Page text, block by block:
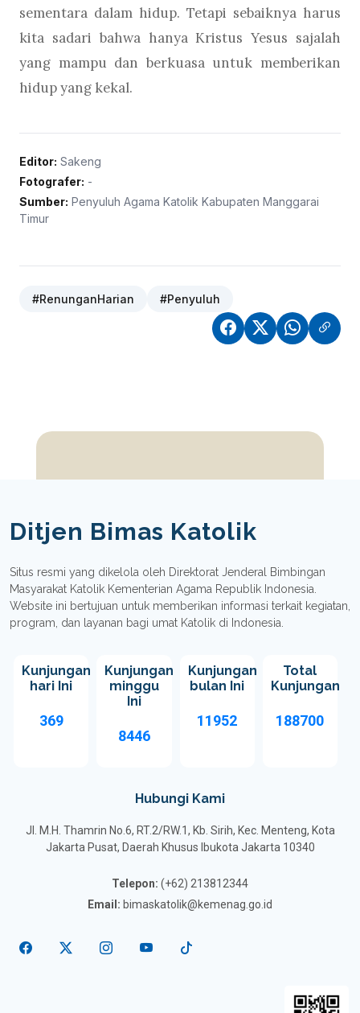
sementara dalam hidup. Tetapi sebaiknya harus
kita sadari bahwa hanya Kristus Yesus sajalah
yang mampu dan berkuasa untuk memberikan
hidup yang kekal.
Editor: Sakeng
Fotografer: -
Sumber: Penyuluh Agama Katolik Kabupaten Manggarai
Timur
#RenunganHarian #Penyuluh
Ditjen Bimas Katolik
Situs resmi yang dikelola oleh Direktorat Jenderal Bimbingan
Masyarakat Katolik Kementerian Agama Republik Indonesia.
Website ini bertujuan untuk memberikan informasi terkait kegiatan,
program, dan layanan bagi umat Katolik di Indonesia.
Kunjungan
hari Ini
369
Kunjungan
minggu
Ini
8446
Kunjungan
bulan Ini
11952
Total
Kunjungan
188700
Hubungi Kami
Jl. M.H. Thamrin No.6, RT.2/RW.1, Kb. Sirih, Kec. Menteng, Kota
Jakarta Pusat, Daerah Khusus Ibukota Jakarta 10340
Telepon: (+62) 213812344
Email: bimaskatolik@kemenag.go.id